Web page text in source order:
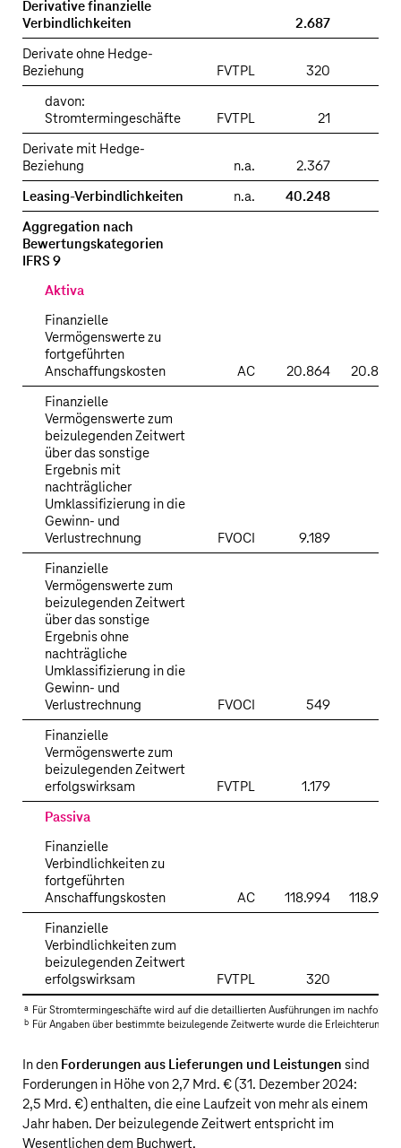
Derivative finanzielle
Verbindlichkeiten
2.687
Derivate ohne Hedge-
Beziehung
FVTPL
320
davon:
Stromtermingeschäfte
FVTPL
21
Derivate mit Hedge-
Beziehung
n.a.
2.367
Leasing-Verbindlichkeiten
n.a.
40.248
Aggregation nach
Bewertungskategorien
IFRS 9
Aktiva
Finanzielle
Vermögenswerte zu
fortgeführten
Anschaffungskosten
AC 20.864
20.864
Finanzielle
Vermögenswerte zum
beizulegenden Zeitwert
über das sonstige
Ergebnis mit
nachträglicher
Umklassifizierung in die
Gewinn- und
Verlustrechnung
FVOCI
9.189
Finanzielle
Vermögenswerte zum
beizulegenden Zeitwert
über das sonstige
Ergebnis ohne
nachträgliche
Umklassifizierung in die
Gewinn- und
Verlustrechnung
FVOCI
549
Finanzielle
Vermögenswerte zum
beizulegenden Zeitwert
erfolgswirksam
FVTPL
1.179
Passiva
Finanzielle
Verbindlichkeiten zu
fortgeführten
Anschaffungskosten
AC 118.994
118.994
Finanzielle
Verbindlichkeiten zum
beizulegenden Zeitwert
erfolgswirksam
FVTPL 320
a Für Stromtermingeschäfte wird auf die detaillierten Ausführungen im
b Für Angaben über bestimmte beizulegende Zeitwerte wurde die
In den Forderungen aus Lieferungen und Leistungen sind
Forderungen in Höhe von2,7 Mrd. €(31. Dezember 2024:
2,5 Mrd. €) enthalten, die eine Laufzeit von mehr als einem
Jahr haben. Der beizulegende Zeitwert entspricht im
Wesentlichen dem Buchwert.